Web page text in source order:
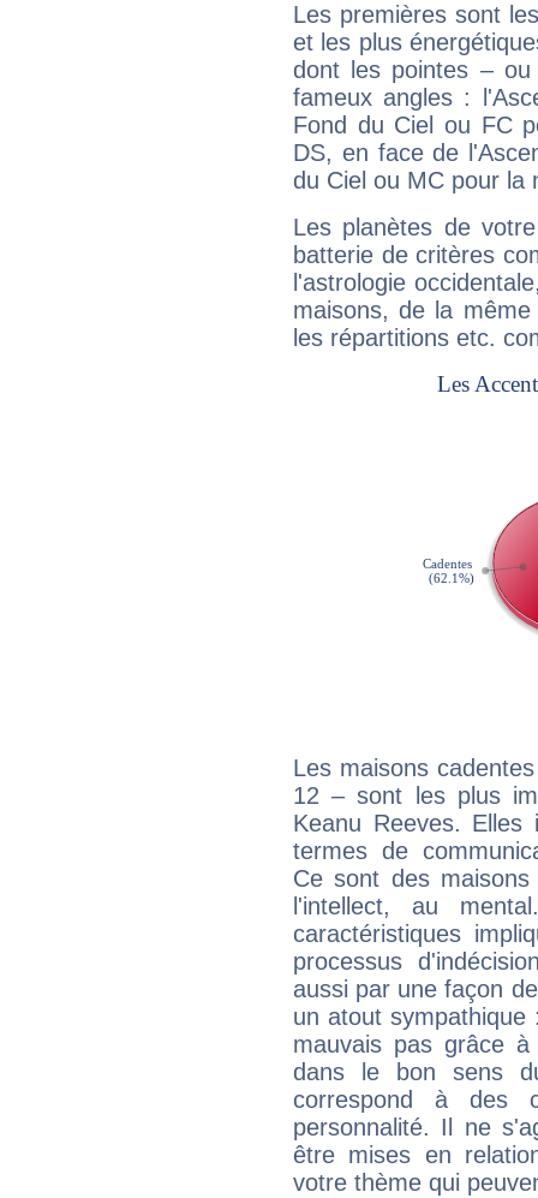
Les premières sont
et les plus
dont les pointes –
fameux angles :
Fond du Ciel ou FC
DS, en face de
du Ciel ou MC pour la
Les planètes de
batterie de critères
l'astrologie
maisons, de la
les répartitions etc.
Les maisons
12 – sont les plus
Keanu Reeves. Elles
termes de
Ce sont des
l'intellect, au
caractéristiques
processus
aussi par une façon
un atout
mauvais pas grâce
dans le bon sens
correspond à des
personnalité. Il ne
être mises en
votre thème qui